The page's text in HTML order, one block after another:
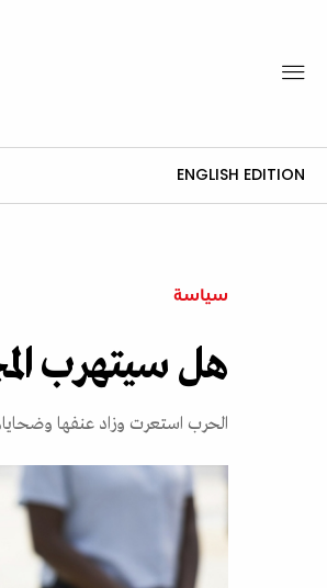
ENGLISH EDITION
سياسة
هل سيتهرب
الحرب استعرت وزاد عنفها